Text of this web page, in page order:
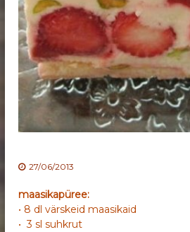
27/06/2013
maasikapüree:
• 8 dl värskeid maasikaid
• 3 sl suhkrut